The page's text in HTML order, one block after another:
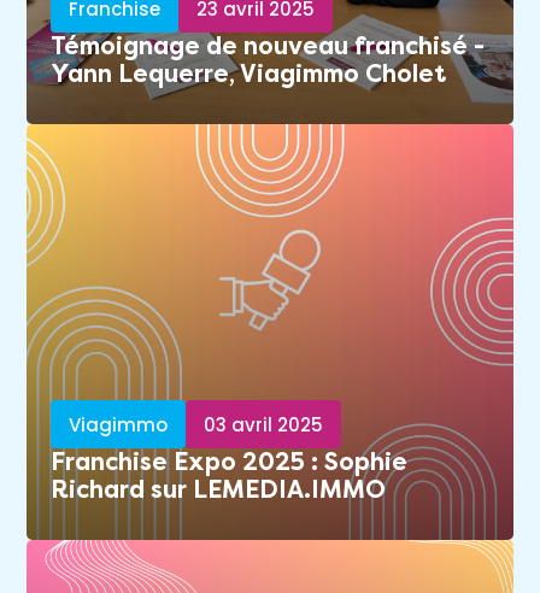
Franchise 23 avril 2025
Témoignage de nouveau franchisé -
Yann Lequerre, Viagimmo Cholet
Viagimmo 03 avril 2025
Franchise Expo 2025 : Sophie
Richard sur LEMEDIA.IMMO